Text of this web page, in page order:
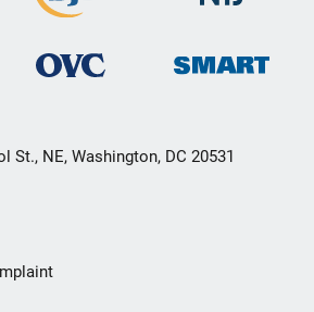
St., NE, Washington, DC 20531